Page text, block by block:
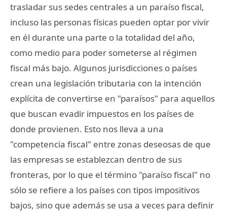
trasladar sus sedes centrales a un paraíso fiscal,
incluso las personas físicas pueden optar por vivir
en él durante una parte o la totalidad del año,
como medio para poder someterse al régimen
fiscal más bajo. Algunos jurisdicciones o países
crean una legislación tributaria con la intención
explícita de convertirse en "paraísos" para aquellos
que buscan evadir impuestos en los países de
donde provienen. Esto nos lleva a una
"competencia fiscal" entre zonas deseosas de que
las empresas se establezcan dentro de sus
fronteras, por lo que el término "paraíso fiscal" no
sólo se refiere a los países con tipos impositivos
bajos, sino que además se usa a veces para definir